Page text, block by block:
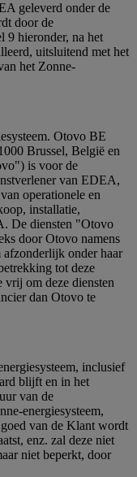
geleverd onder de
door de
9 hieronder, na het
uitsluitend met het
het Zonne-
Otovo BE
Brussel, België en
is voor de
van EDEA,
operationele en
installatie,
De diensten "Otovo
door Otovo namens
afzonderlijk onder haar
tot deze
vrij om deze diensten
dan Otovo te
inclusief
blijft en in het
van de
energiesysteem,
van de Klant wordt
enz. zal deze niet
niet beperkt, door